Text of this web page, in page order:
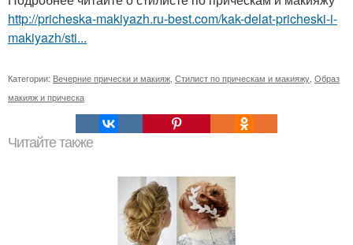
http://pricheska-makiyazh.ru-best.com/kak-delat-pricheski-i-
makiyazh/sti...
Категории: Вечерние прически и макияж, Стилист по прическам и макияжу, Образ
макияж и прическа
Читайте также